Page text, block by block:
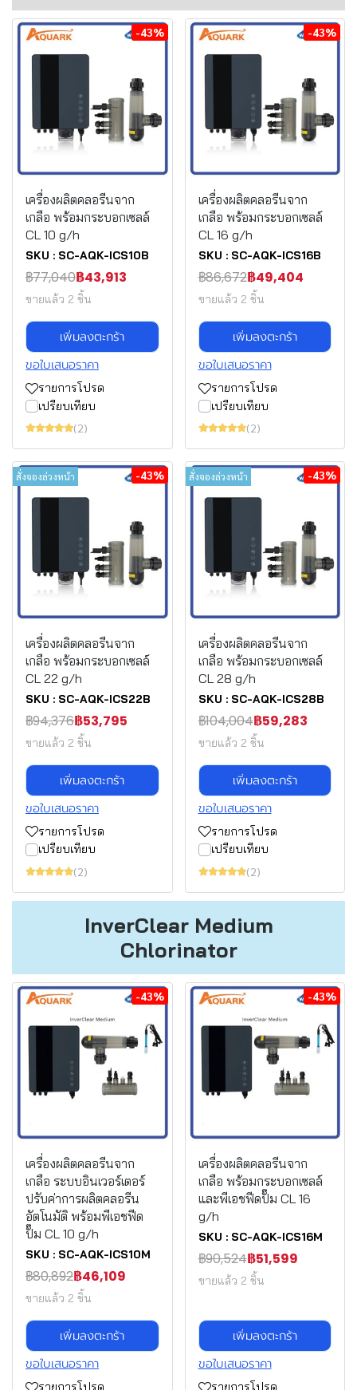
-43%
เครื่องผลิตคลอรีนจาก
เกลือ พร้อมกระบอกเซลล์
CL 10 g/h
SKU : SC-AQK-ICS10B
฿77,040฿43,913
ขายแล้ว 2 ชิ้น
เพิ่มลงตะกร้า
ขอใบเสนอราคา
รายการโปรด
เปรียบเทียบ
(2)
-43%
เครื่องผลิตคลอรีนจาก
เกลือ พร้อมกระบอกเซลล์
CL 16 g/h
SKU : SC-AQK-ICS16B
฿86,672฿49,404
ขายแล้ว 2 ชิ้น
เพิ่มลงตะกร้า
ขอใบเสนอราคา
รายการโปรด
เปรียบเทียบ
(2)
สั่งจองล่วงหน้า -43%
เครื่องผลิตคลอรีนจาก
เกลือ พร้อมกระบอกเซลล์
CL 22 g/h
SKU : SC-AQK-ICS22B
฿94,376฿53,795
ขายแล้ว 2 ชิ้น
เพิ่มลงตะกร้า
ขอใบเสนอราคา
รายการโปรด
เปรียบเทียบ
(2)
สั่งจองล่วงหน้า -43%
เครื่องผลิตคลอรีนจาก
เกลือ พร้อมกระบอกเซลล์
CL 28 g/h
SKU : SC-AQK-ICS28B
฿104,004฿59,283
ขายแล้ว 2 ชิ้น
เพิ่มลงตะกร้า
ขอใบเสนอราคา
รายการโปรด
เปรียบเทียบ
(2)
InverClear Medium
Chlorinator
-43%
เครื่องผลิตคลอรีนจาก
เกลือ ระบบอินเวอร์เตอร์
ปรับค่าการผลิตคลอรีน
อัตโนมัติ พร้อมพีเอชฟีด
ปั๊ม CL 10 g/h
SKU : SC-AQK-ICS10M
฿80,892฿46,109
ขายแล้ว 2 ชิ้น
เพิ่มลงตะกร้า
ขอใบเสนอราคา
-43%
เครื่องผลิตคลอรีนจาก
เกลือ พร้อมกระบอกเซลล์
และพีเอชฟีดปั๊ม CL 16
g/h
SKU : SC-AQK-ICS16M
฿90,524฿51,599
ขายแล้ว 2 ชิ้น
เพิ่มลงตะกร้า
ขอใบเสนอราคา